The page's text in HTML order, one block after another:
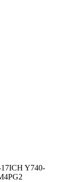
Y740-